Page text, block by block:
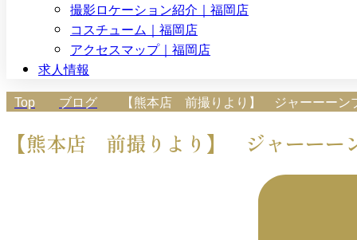
撮影ロケーション紹介｜福岡店
コスチューム｜福岡店
アクセスマップ｜福岡店
求人情報
Top ブログ 【熊本店 前撮りより】 ジャーーーン
【熊本店 前撮りより】 ジャーーー